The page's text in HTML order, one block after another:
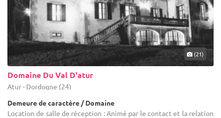
(21)
Domaine Du Val D'atur
Atur - Dordogne (24)
Demeure de caractère / Domaine
Location de salle de réception : Animé par le contact et la relation